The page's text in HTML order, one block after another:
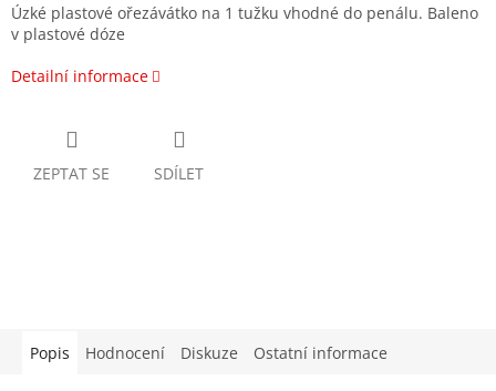
Úzké plastové ořezávátko na 1 tužku vhodné do penálu. Baleno
v plastové dóze
Detailní informace
ZEPTAT SE SDÍLET
Popis Hodnocení Diskuze Ostatní informace